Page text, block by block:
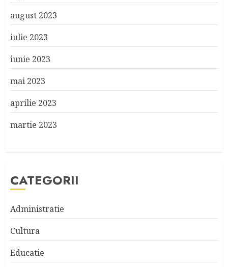
august 2023
iulie 2023
iunie 2023
mai 2023
aprilie 2023
martie 2023
CATEGORII
Administratie
Cultura
Educatie